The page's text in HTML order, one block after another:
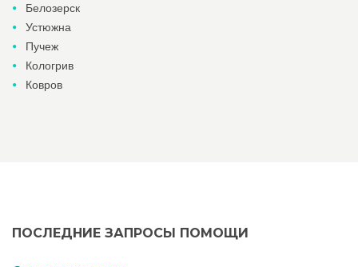
Белозерск
Устюжна
Пучеж
Кологрив
Ковров
ПОСЛЕДНИЕ ЗАПРОСЫ ПОМОЩИ